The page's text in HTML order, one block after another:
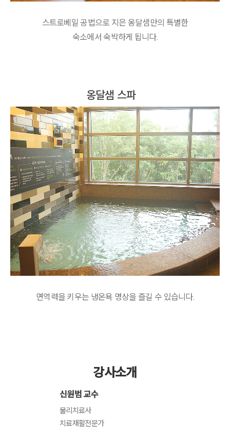
스트로베일 공법으로 지은 옹달샘만의 특별한
숙소에서 숙박하게 됩니다.
옹달샘 스파
면역력을 키우는 냉온욕 명상을 즐길 수 있습니다.
강사소개
신원범 교수
물리치료사
치료재활전문가